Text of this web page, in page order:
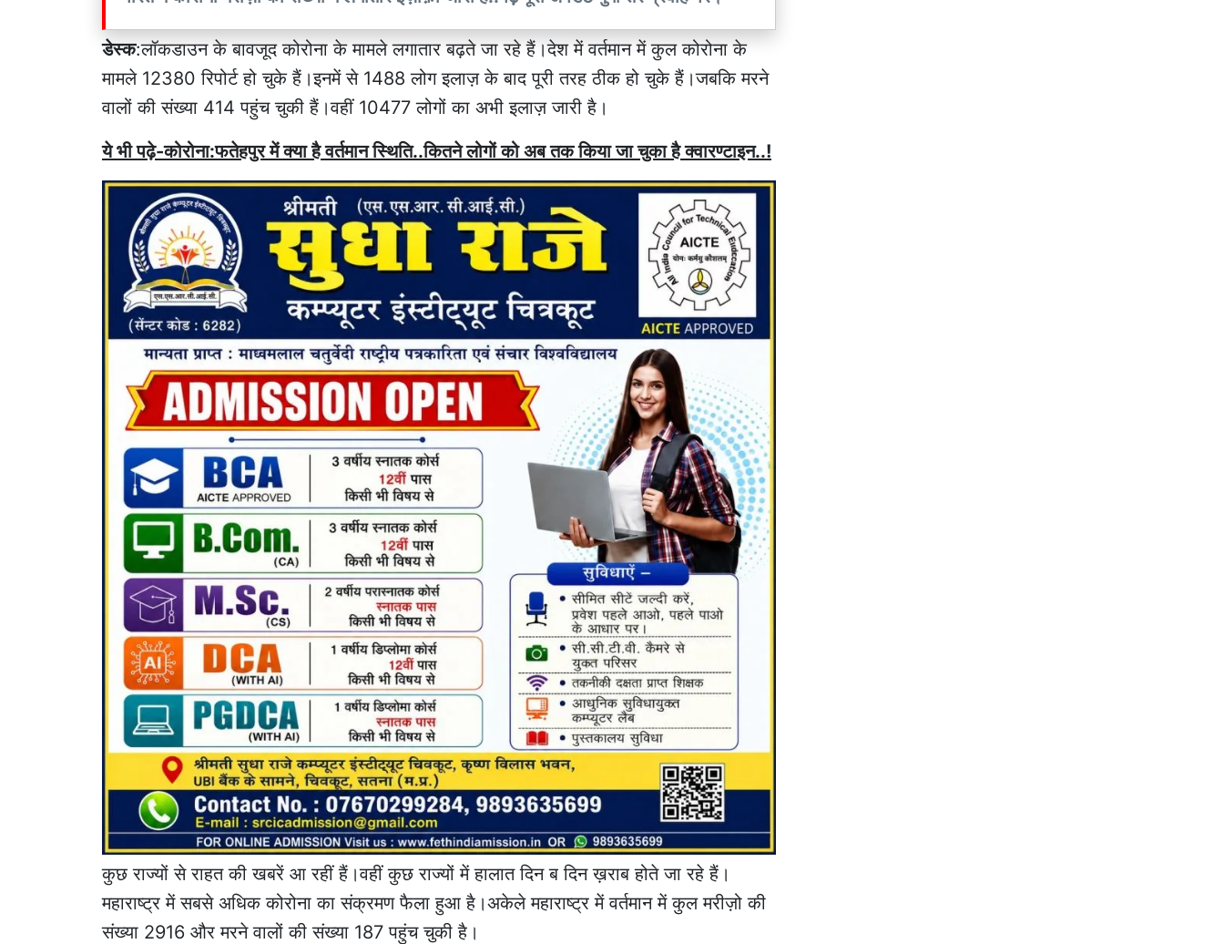
डेस्क:लॉकडाउन के बावजूद कोरोना के मामले लगातार बढ़ते जा रहे हैं।देश में वर्तमान में कुल कोरोना के
मामले 12380 रिपोर्ट हो चुके हैं।इनमें से 1488 लोग इलाज़ के बाद पूरी तरह ठीक हो चुके हैं।जबकि मरने
वालों की संख्या 414 पहुंच चुकी हैं।वहीं 10477 लोगों का अभी इलाज़ जारी है।
ये भी पढ़े-कोरोना:फतेहपुर में क्या है वर्तमान स्थिति..कितने लोगों को अब तक किया जा चुका है क्वारण्टाइन..!
कुछ राज्यों से राहत की खबरें आ रहीं हैं।वहीं कुछ राज्यों में हालात दिन ब दिन ख़राब होते जा रहे हैं।
महाराष्ट्र में सबसे अधिक कोरोना का संक्रमण फैला हुआ है।अकेले महाराष्ट्र में वर्तमान में कुल मरीज़ो की
संख्या 2916 और मरने वालों की संख्या 187 पहुंच चुकी है।